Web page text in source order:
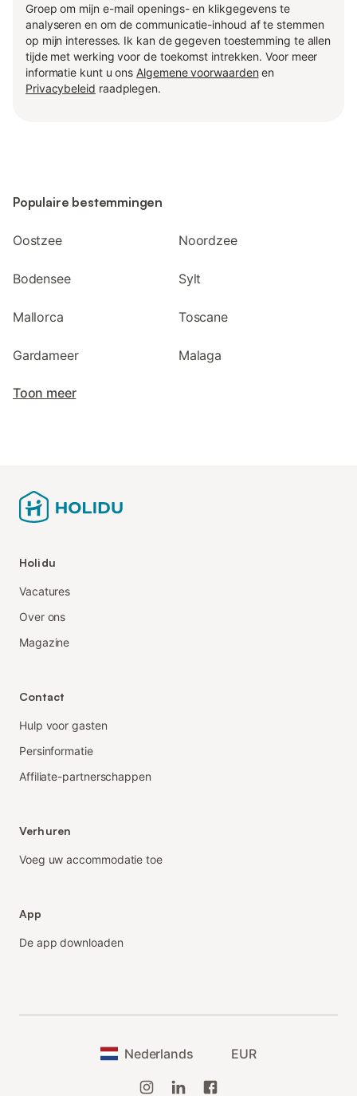
Groep om mijn e-mail openings- en klikgegevens te
analyseren en om de communicatie-inhoud af te stemmen
op mijn interesses. Ik kan de gegeven toestemming te allen
tijde met werking voor de toekomst intrekken. Voor meer
informatie kunt u onsAlgemene voorwaarden en
Privacybeleid raadplegen.
Populaire bestemmingen
Oostzee Noordzee
Bodensee Sylt
Mallorca Toscane
Gardameer Malaga
Toon meer
Holidu
Vacatures
Over ons
Magazine
Contact
Hulp voor gasten
Persinformatie
Affiliate-partnerschappen
Verhuren
Voeg uw accommodatie toe
App
De app downloaden
Nederlands EUR